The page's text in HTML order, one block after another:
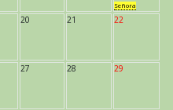
Señora
20 21 22
27 28 29